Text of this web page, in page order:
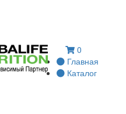
0
Главная
Каталог